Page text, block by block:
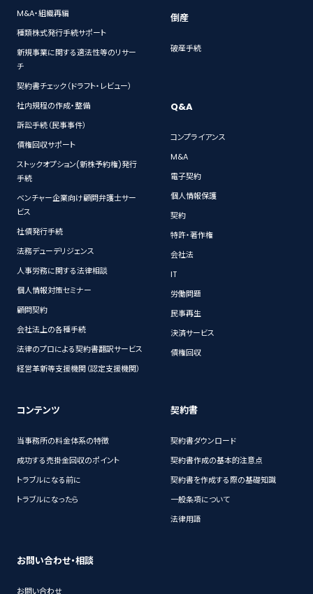
M&A・組織再編
種類株式発行手続サポート
新規事業に関する適法性等のリサー
チ
契約書チェック（ドラフト・レビュー）
社内規程の作成・整備
訴訟手続（民事事件）
債権回収サポート
ストックオプション(新株予約権)発行
手続
ベンチャー企業向け顧問弁護士サー
ビス
社債発行手続
法務デューデリジェンス
人事労務に関する法律相談
個人情報対策セミナー
顧問契約
会社法上の各種手続
法律のプロによる契約書翻訳サービス
経営革新等支援機関（認定支援機関）
倒産
破産手続
Q&A
コンプライアンス
M&A
電子契約
個人情報保護
契約
特許・著作権
会社法
IT
労働問題
民事再生
決済サービス
債権回収
コンテンツ
当事務所の料金体系の特徴
成功する売掛金回収のポイント
トラブルになる前に
トラブルになったら
契約書
契約書ダウンロード
契約書作成の基本的注意点
契約書を作成する際の基礎知識
一般条項について
法律用語
お問い合わせ・相談
お問い合わせ